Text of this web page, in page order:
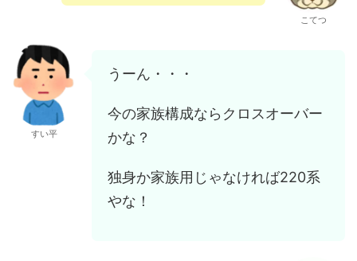
こてつ
すい平
うーん・・・
今の家族構成ならクロスオーバー
かな？
独身か家族用じゃなければ220系
やな！